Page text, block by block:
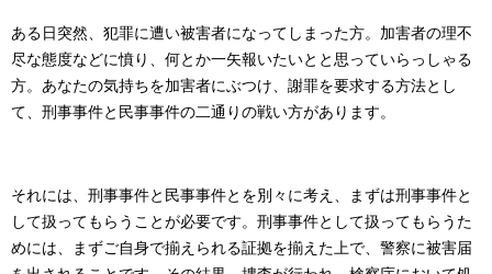
ある日突然、犯罪に遭い被害者になってしまった方。加害者の理不
尽な態度などに憤り、何とか一矢報いたいとと思っていらっしゃる
方。あなたの気持ちを加害者にぶつけ、謝罪を要求する方法とし
て、刑事事件と民事事件の二通りの戦い方があります。
それには、刑事事件と民事事件とを別々に考え、まずは刑事事件と
して扱ってもらうことが必要です。刑事事件として扱ってもらうた
めには、まずご自身で揃えられる証拠を揃えた上で、警察に被害届